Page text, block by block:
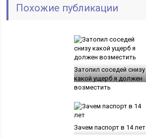
Похожие публикации
Затопил соседей снизу
какой ущерб я должен
возместить
Зачем паспорт в 14 лет